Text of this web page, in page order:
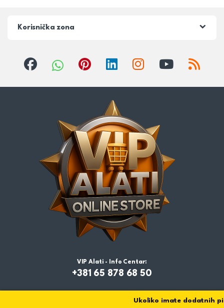
Korisnička zona
VIP Alati - Info Centar:
+381 65 878 68 50
Ukoliko imate dodatnih